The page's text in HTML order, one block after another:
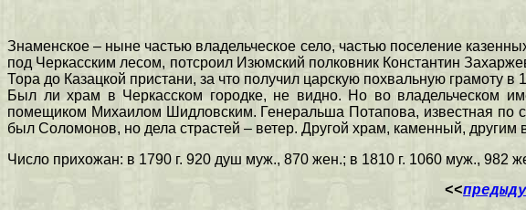
Знаменское – ныне частью владельческое село, частью поселение
под Черкасским лесом, потсроил Изюмский полковник Константин
Тора до Казацкой пристани, за что получил царскую похвальную грамоту в
Был ли храм в Черкасском городке, не видно. Но во владельческом
помещиком Михаилом Шидловским. Генеральша Потапова, известная по
был Соломонов, но дела страстей – ветер. Другой храм, каменный, другим
Число прихожан: в 1790 г. 920 душ муж., 870 жен.; в 1810 г. 1060 муж., 982
<<